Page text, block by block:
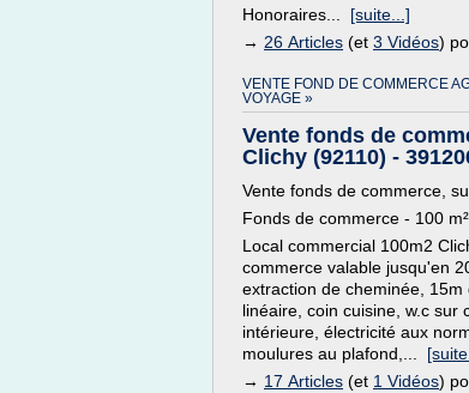
Honoraires... [suite...]
→ 26 Articles (et 3 Vidéos)
VENTE FOND DE COMMERCE
VOYAGE »
Vente fonds de
Clichy (92110) -
Vente fonds de commerce,
Fonds de commerce - 100
Local commercial 100m2
commerce valable jusqu'en
extraction de cheminée, 15m
linéaire, coin cuisine, w.c sur
intérieure, électricité aux
moulures au plafond,...
→ 17 Articles (et 1 Vidéos)